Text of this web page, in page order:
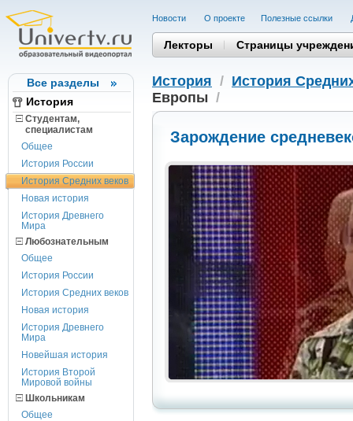
Все разделы
История
Студентам,
cпециалистам
Общее
История России
История Средних веков
Новая история
История Древнего
Мира
Любознательным
Общее
История России
История Средних веков
Новая история
История Древнего
Мира
Новейшая история
История Второй
Мировой войны
Школьникам
Общее
Новости О проекте Полезные cсылки
Лекторы Страницы
История / История
Европы /
Зарождение